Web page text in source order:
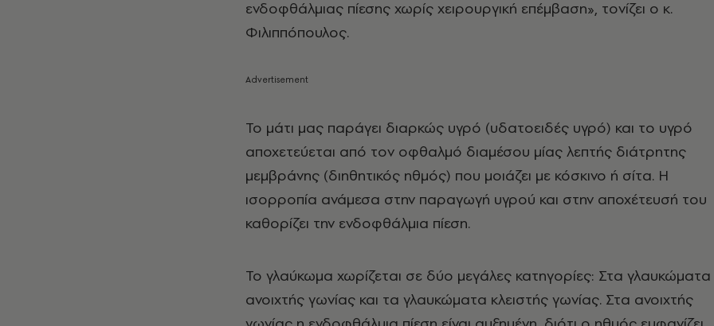
ενδοφθάλμιας πίεσης χωρίς χειρουργική επέμβαση», τονίζει ο κ.
Φιλιππόπουλος.
Το μάτι μας παράγει διαρκώς υγρό (υδατοειδές υγρό) και το υγρό
αποχετεύεται από τον οφθαλμό διαμέσου μίας λεπτής διάτρητης
μεμβράνης (διηθητικός ηθμός) που μοιάζει με κόσκινο ή σίτα. Η
ισορροπία ανάμεσα στην παραγωγή υγρού και στην αποχέτευσή του
καθορίζει την ενδοφθάλμια πίεση.
Το γλαύκωμα χωρίζεται σε δύο μεγάλες κατηγορίες: Στα γλαυκώματα
ανοιχτής γωνίας και τα γλαυκώματα κλειστής γωνίας. Στα ανοιχτής